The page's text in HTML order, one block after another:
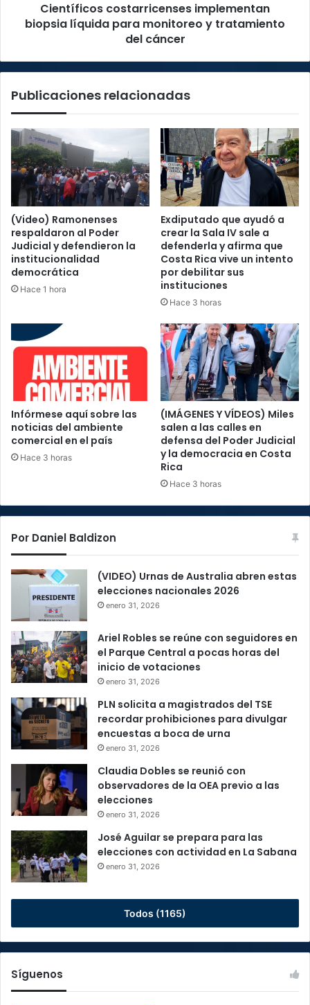
cáncer
Científicos costarricenses implementan
biopsia líquida para monitoreo y tratamiento
del cáncer
Publicaciones relacionadas
(Video) Ramonenses
respaldaron al Poder
Judicial y defendieron la
institucionalidad
democrática
Hace 1 hora
Exdiputado que ayudó a
crear la Sala IV sale a
defenderla y afirma que
Costa Rica vive un intento
por debilitar sus
instituciones
Hace 3 horas
Infórmese aquí sobre las
noticias del ambiente
comercial en el país
Hace 3 horas
(IMÁGENES Y VÍDEOS) Miles
salen a las calles en
defensa del Poder Judicial
y la democracia en Costa
Rica
Hace 3 horas
Por Daniel Baldizon
(VIDEO) Urnas de Australia abren estas
elecciones nacionales 2026
enero 31, 2026
Ariel Robles se reúne con seguidores en
el Parque Central a pocas horas del
inicio de votaciones
enero 31, 2026
PLN solicita a magistrados del TSE
recordar prohibiciones para divulgar
encuestas a boca de urna
enero 31, 2026
Claudia Dobles se reunió con
observadores de la OEA previo a las
elecciones
enero 31, 2026
José Aguilar se prepara para las
elecciones con actividad en La Sabana
enero 31, 2026
Todos (1165)
Síguenos